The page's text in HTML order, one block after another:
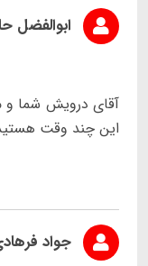
ابوالفضل
آقای درویش شما و
این چند وقت
جواد